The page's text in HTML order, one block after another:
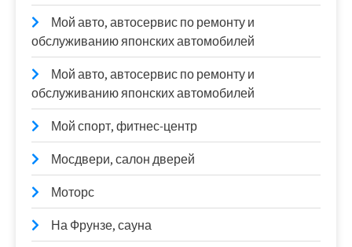
Мой авто, автосервис по ремонту и
обслуживанию японских автомобилей
Мой авто, автосервис по ремонту и
обслуживанию японских автомобилей
Мой спорт, фитнес-центр
Мосдвери, салон дверей
Моторс
На Фрунзе, сауна